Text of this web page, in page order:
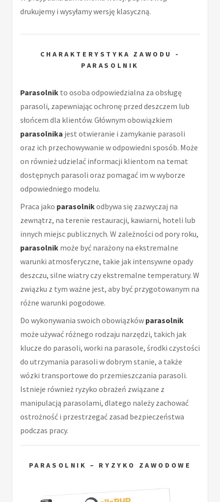
drukujemy i wysyłamy wersję klasyczną.
CHARAKTERYSTYKA ZAWODU -
PARASOLNIK
Parasolnik to osoba odpowiedzialna za obsługę
parasoli, zapewniając ochronę przed deszczem lub
słońcem dla klientów. Głównym obowiązkiem
parasolnika jest otwieranie i zamykanie parasoli
oraz ich przechowywanie w odpowiedni sposób. Może
on również udzielać informacji klientom na temat
dostępnych parasoli oraz pomagać im w wyborze
odpowiedniego modelu.
Praca jako parasolnikodbywa się zazwyczaj na
zewnątrz, na terenie restauracji, kawiarni, hoteli lub
innych miejsc publicznych. W zależności od pory roku,
parasolnik może być narażony na ekstremalne
warunki atmosferyczne, takie jak intensywne opady
deszczu, silne wiatry czy ekstremalne temperatury. W
związku z tym ważne jest, aby być przygotowanym na
różne warunki pogodowe.
Do wykonywania swoich obowiązków parasolnik
może używać różnego rodzaju narzędzi, takich jak
klucze do parasoli, worki na parasole, środki czystości
do utrzymania parasoli w dobrym stanie, a także
wózki transportowe do przemieszczania parasoli.
Istnieje również ryzyko obrażeń związane z
manipulacją parasolami, dlatego należy zachować
ostrożność i przestrzegać zasad bezpieczeństwa
podczas pracy.
PARASOLNIK – RYZYKO ZAWODOWE